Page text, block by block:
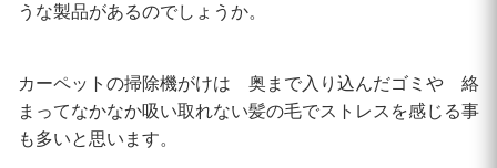
うな製品があるのでしょうか。
カーペットの掃除機がけは 奥まで入り込んだゴミや 絡
まってなかなか吸い取れない髪の毛でストレスを感じる事
も多いと思います。